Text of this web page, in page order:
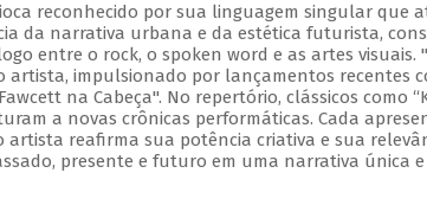
reconhecido por sua linguagem singular que
da narrativa urbana e da estética futurista,
entre o rock, o spoken word e as artes visuais.
impulsionado por lançamentos recentes
na Cabeça". No repertório, clássicos como
a novas crônicas performáticas. Cada
reafirma sua potência criativa e sua
presente e futuro em uma narrativa única